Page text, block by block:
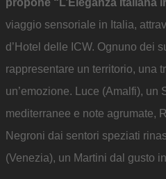
propone “L’Eleganza Italiana
viaggio sensoriale in Italia,
d’Hotel delle ICW. Ognuno dei
rappresentare un territorio, una
un’emozione. Luce (Amalfi), un
mediterranee e note agrumate,
Negroni dai sentori speziati
(Venezia), un Martini dal gusto